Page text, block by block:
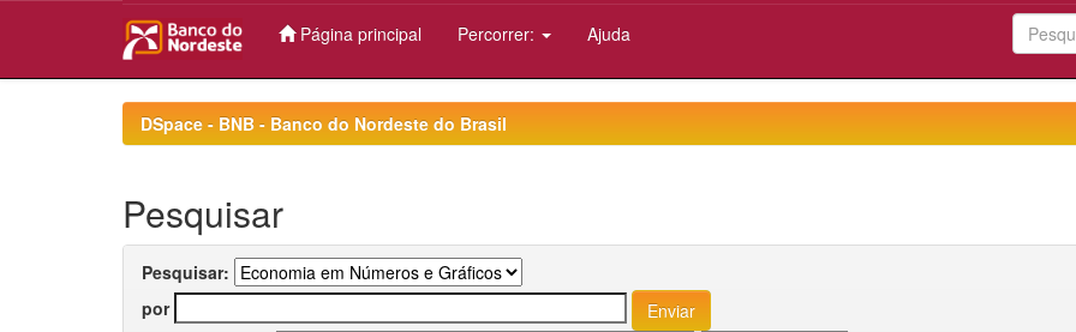
Página principal Percorrer: Ajuda
DSpace - BNB - Banco do Nordeste do Brasil
Pesquisar
Pesquisar:
por